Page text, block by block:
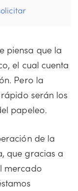
piensa que la
el cual cuenta
Pero la
serán los
papeleo.
de la
que gracias a
mercado